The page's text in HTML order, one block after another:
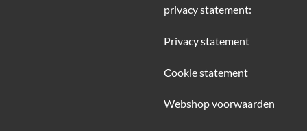
privacy statement:
Privacy statement
Cookie statement
Webshop voorwaarden